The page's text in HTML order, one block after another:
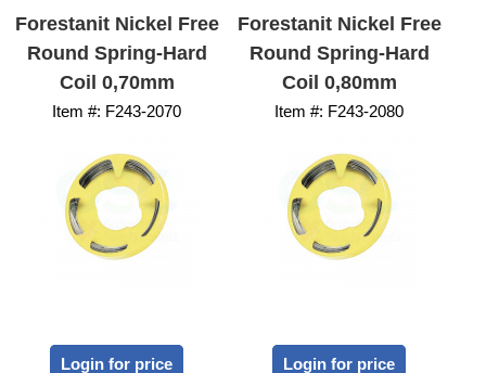
Forestanit Nickel Free
Round Spring-Hard
Coil 0,70mm
Item #: F243-2070
Login for price
Forestanit Nickel Free
Round Spring-Hard
Coil 0,80mm
Item #: F243-2080
Login for price